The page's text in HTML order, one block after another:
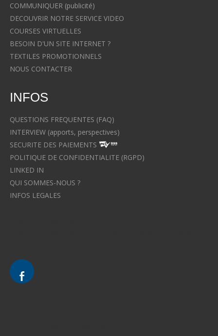
COMMUNIQUER (publicité)
DECOUVRIR NOTRE SERVICE VIDEO
COURSES VIRTUELLES
BESOIN D'UN SITE INTERNET ?
TEXTILES PROMOTIONNELS
NOUS CONTACTER
INFOS
QUESTIONS FREQUENTES (FAQ)
INTERVIEW (apports, perspectives)
SECURITE DES PAIEMENTS
POLITIQUE DE CONFIDENTIALITE (RGPD)
LINKED IN
QUI SOMMES-NOUS ?
INFOS LEGALES